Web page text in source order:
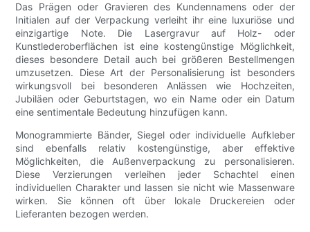
Das Prägen oder Gravieren des Kundennamens oder der
Initialen auf der Verpackung verleiht ihr eine luxuriöse und
einzigartige Note. Die Lasergravur auf Holz- oder
Kunstlederoberflächen ist eine kostengünstige Möglichkeit,
dieses besondere Detail auch bei größeren Bestellmengen
umzusetzen. Diese Art der Personalisierung ist besonders
wirkungsvoll bei besonderen Anlässen wie Hochzeiten,
Jubiläen oder Geburtstagen, wo ein Name oder ein Datum
eine sentimentale Bedeutung hinzufügen kann.
Monogrammierte Bänder, Siegel oder individuelle Aufkleber
sind ebenfalls relativ kostengünstige, aber effektive
Möglichkeiten, die Außenverpackung zu personalisieren.
Diese Verzierungen verleihen jeder Schachtel einen
individuellen Charakter und lassen sie nicht wie Massenware
wirken. Sie können oft über lokale Druckereien oder
Lieferanten bezogen werden.